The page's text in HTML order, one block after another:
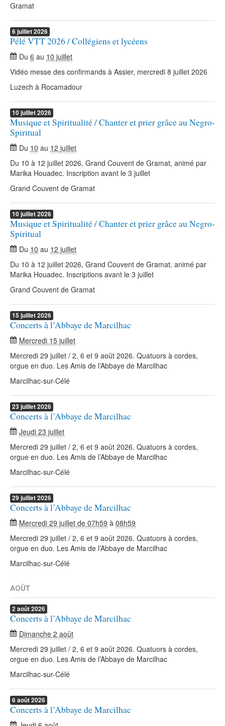
Gramat
6 juillet2026
Pélé VTT 2026 / Collégiens et lycéens
Du 6 au 10 juillet
Vidéo messe des confirmands à Assier, mercredi 8 juillet 2026
Luzech à Rocamadour
10 juillet2026
Musique et Spiritualité / Chanter et prier grâce au Negro-
Spiritual
Du 10 au 12 juillet
Du 10 à 12 juillet 2026, Grand Couvent de Gramat, animé par
Marika Houadec. Inscription avant le 3 juillet
Grand Couvent de Gramat
10 juillet2026
Musique et Spiritualité / Chanter et prier grâce au Negro-
Spiritual
Du 10 au 12 juillet
Du 10 à 12 juillet 2026, Grand Couvent de Gramat, animé par
Marika Houadec. Inscriptions avant le 3 juillet
Grand Couvent de Gramat
15 juillet2026
Concerts à l’Abbaye de Marcilhac
Mercredi 15 juillet
Mercredi 29 juillet / 2, 6 et 9 août 2026. Quatuors à cordes,
orgue en duo. Les Amis de l’Abbaye de Marcilhac
Marcilhac-sur-Célé
23 juillet2026
Concerts à l’Abbaye de Marcilhac
Jeudi 23 juillet
Mercredi 29 juillet / 2, 6 et 9 août 2026. Quatuors à cordes,
orgue en duo. Les Amis de l’Abbaye de Marcilhac
Marcilhac-sur-Célé
29 juillet2026
Concerts à l’Abbaye de Marcilhac
Mercredi 29 juillet de 07h59 à 08h59
Mercredi 29 juillet / 2, 6 et 9 août 2026. Quatuors à cordes,
orgue en duo. Les Amis de l’Abbaye de Marcilhac
Marcilhac-sur-Célé
AOÛT
2 août2026
Concerts à l’Abbaye de Marcilhac
Dimanche 2 août
Mercredi 29 juillet / 2, 6 et 9 août 2026. Quatuors à cordes,
orgue en duo. Les Amis de l’Abbaye de Marcilhac
Marcilhac-sur-Célé
6 août2026
Concerts à l’Abbaye de Marcilhac